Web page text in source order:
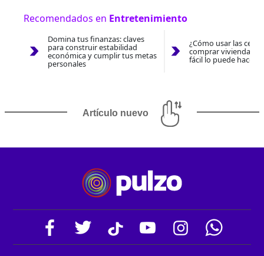
Recomendados en Entretenimiento
Domina tus finanzas: claves
para construir estabilidad
económica y cumplir tus metas
personales
¿Cómo usar las
comprar vivienda
fácil lo puede hacer
Artículo nuevo